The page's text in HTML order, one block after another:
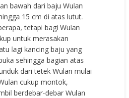
bawah dari baju Wulan
15 cm di atas lutut.
tetapi bagi Wulan
untuk merasakan
lagi kancing baju yang
sehingga bagian atas
dari tetek Wulan mulai
cukup montok,
berdebar-debar Wulan